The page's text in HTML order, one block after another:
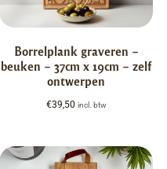
Borrelplank graveren –
beuken – 37cm x 19cm – zelf
ontwerpen
€39,50 incl. btw